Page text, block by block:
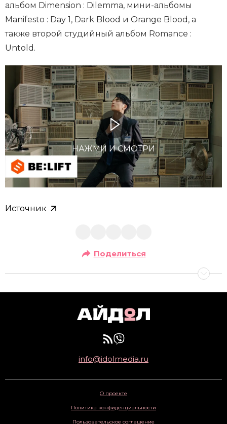
альбом Dimension : Dilemma, мини-альбомы
Manifesto : Day 1, Dark Blood и Orange Blood, а
также второй студийный альбом Romance :
Untold.
НАЖМИ И СМОТРИ
Источник
Поделиться
info@idolmedia.ru
О проекте
Политика конфиденциальности
Пользовательское соглашение